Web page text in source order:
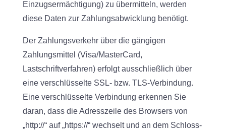
Einzugsermächtigung) zu übermitteln, werden
diese Daten zur Zahlungsabwicklung benötigt.
Der Zahlungsverkehr über die gängigen
Zahlungsmittel (Visa/MasterCard,
Lastschriftverfahren) erfolgt ausschließlich über
eine verschlüsselte SSL- bzw. TLS-Verbindung.
Eine verschlüsselte Verbindung erkennen Sie
daran, dass die Adresszeile des Browsers von
„http://“ auf „https://“ wechselt und an dem Schloss-